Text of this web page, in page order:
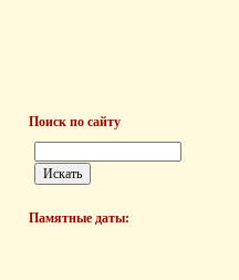
Поиск по сайту
Памятные даты: